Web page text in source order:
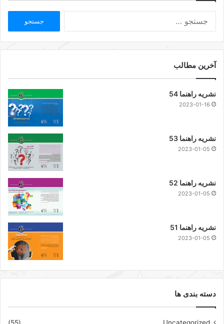
آخرین مطالب
نشریه راهنما 54
2023-01-16
نشریه راهنما 53
2023-01-05
نشریه راهنما 52
2023-01-05
نشریه راهنما 51
2023-01-05
دسته بندی ها